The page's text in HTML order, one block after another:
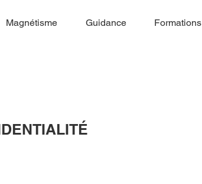
Magnétisme Guidance Formations